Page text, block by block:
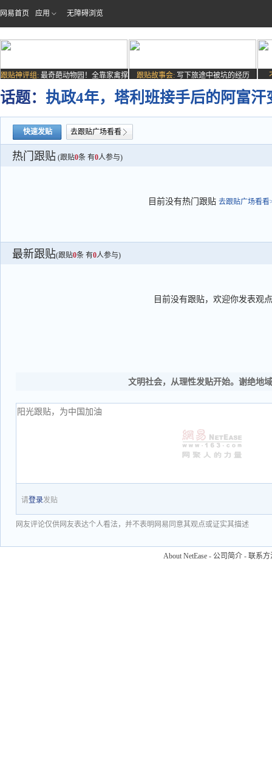
网易首页 应用 无障碍浏览
跟贴神评组: 最奇葩动物园！全靠家禽撑
场子
跟贴故事会: 写下旅途中被坑的经历
话题： 执政4年，塔利班接手后的阿富汗
快速发贴 去跟贴广场看看
热门跟贴 (跟贴0条 有0人参与)
目前没有热门跟贴 去跟贴广场看看
最新跟贴(跟贴0条 有0人参与)
目前没有跟贴，欢迎你发表观点
文明社会，从理性发贴开始。谢绝地
请登录发贴
网友评论仅供网友表达个人看法，并不表明网易同意其观点或证实其描述
About NetEase - 公司简介 - 联系方